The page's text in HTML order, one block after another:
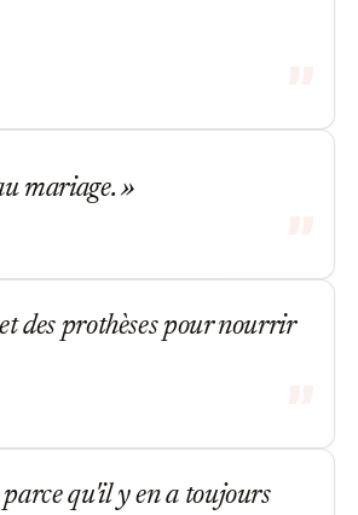
mariage.
des prothèses pour nourrir
qu'il y en a toujours